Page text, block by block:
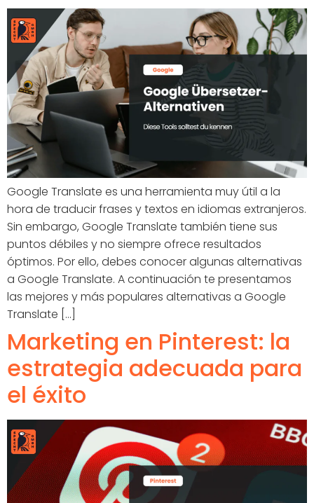
Google Translate es una herramienta muy útil a la
hora de traducir frases y textos en idiomas extranjeros.
Sin embargo, Google Translate también tiene sus
puntos débiles y no siempre ofrece resultados
óptimos. Por ello, debes conocer algunas alternativas
a Google Translate. A continuación te presentamos
las mejores y más populares alternativas a Google
Translate [...]
Marketing en Pinterest: la
estrategia adecuada para
el éxito